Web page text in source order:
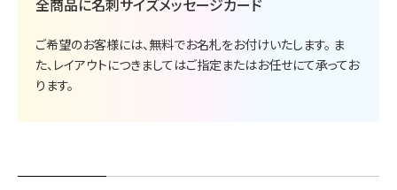
ご希望のお客様には、無料でお名札をお付けいたします。 ま
た、レイアウトにつきましてはご指定またはお任せにて承ってお
ります。